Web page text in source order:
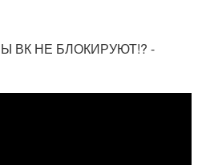
ВК НЕ БЛОКИРУЮТ!? -